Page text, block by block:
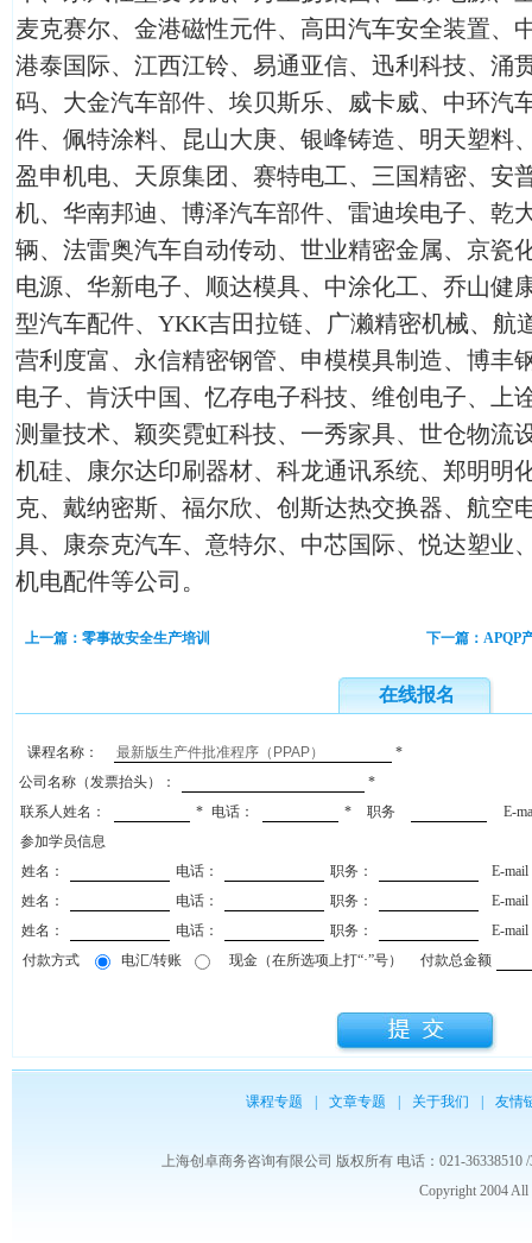
麦克赛尔、金港磁性元件、高田汽车安全装置、
港泰国际、江西江铃、易通亚信、迅利科技、涌
码、大金汽车部件、埃贝斯乐、威卡威、中环汽
件、佩特涂料、昆山大庚、银峰铸造、明天塑料
盈申机电、天原集团、赛特电工、三国精密、安
机、华南邦迪、博泽汽车部件、雷迪埃电子、乾
辆、法雷奥汽车自动传动、世业精密金属、京瓷
电源、华新电子、顺达模具、中涂化工、乔山健
型汽车配件、YKK吉田拉链、广濑精密机械、航
营利度富、永信精密钢管、申模模具制造、博丰
电子、肯沃中国、忆存电子科技、维创电子、上
测量技术、颖奕霓虹科技、一秀家具、世仓物流
机硅、康尔达印刷器材、科龙通讯系统、郑明明
克、戴纳密斯、福尔欣、创斯达热交换器、航空
具、康奈克汽车、意特尔、中芯国际、悦达塑业
机电配件等公司。
上一篇：零事故安全生产培训 下一篇：APQP
在线报名
课程名称：
*
公司名称（发票抬头）：
*
联系人姓名：
* 电话： * 职务
E-
参加学员信息
姓名：
电话： 职务：
E-mail
姓名：
电话： 职务：
E-mail
姓名：
电话： 职务：
E-mail
付款方式
电汇/转账 现金（在所选项上打“·”号） 付款总金额
课程专题 文章专题 关于我们 友情
上海创卓商务咨询有限公司 版权所有 电话：021-36338510 /
Copyright 2004 All